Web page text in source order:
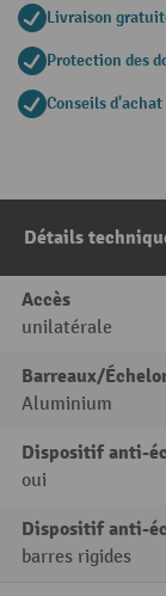
Livraison
Protection des
Conseils
Détails
Accès
unilatérale
Barreaux/
Aluminium
Dispositif anti-
oui
Dispositif anti-
barres rigides